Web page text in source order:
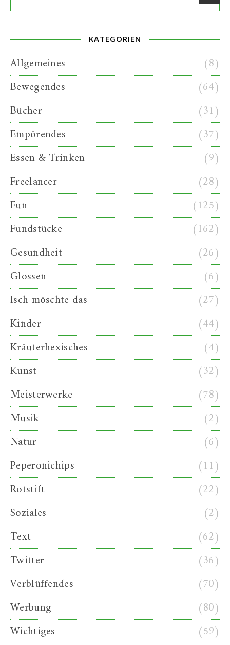
KATEGORIEN
Allgemeines
(8)
Bewegendes
(64)
Bücher
(31)
Empörendes
(37)
Essen & Trinken
(9)
Freelancer
(28)
Fun
(125)
Fundstücke
(162)
Gesundheit
(26)
Glossen
(6)
Isch möschte das
(27)
Kinder
(44)
Kräuterhexisches
(4)
Kunst
(32)
Meisterwerke
(78)
Musik
(2)
Natur
(6)
Peperonichips
(11)
Rotstift
(22)
Soziales
(2)
Text
(62)
Twitter
(36)
Verblüffendes
(70)
Werbung
(80)
Wichtiges
(59)